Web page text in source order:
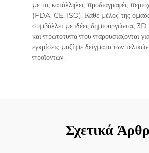
με τις κατάλληλες προδιαγραφές
(FDA, CE, ISO). Κάθε μέλος της
συμβάλλει με ιδέες δημιουργώντας 3D
και πρωτότυπα που παρουσιάζονται για
εγκρίσεις μαζί με δείγματα των τελικών
προϊόντων.
Σχετικά